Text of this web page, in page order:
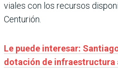
viales con los recursos
Centurión.
Le puede interesar:
dotación de infraestructura